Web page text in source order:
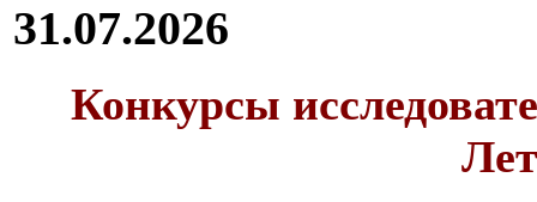
31.07.2026
Конкурсы